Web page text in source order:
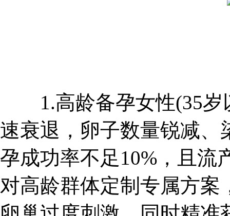
1.高龄备孕女性(35岁
速衰退，卵子数量锐减、
孕成功率不足10%，且流
对高龄群体定制专属方